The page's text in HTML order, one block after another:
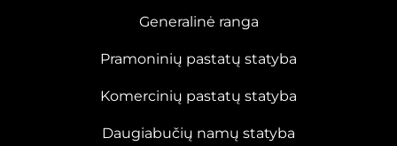
Generalinė ranga
Pramoninių pastatų statyba
Komercinių pastatų statyba
Daugiabučių namų statyba